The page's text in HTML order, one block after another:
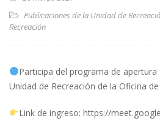
Publicaciones de la Unidad de
Recreación
Participa del programa de apertura
Unidad de Recreación de la Oficina
Link de ingreso: https://